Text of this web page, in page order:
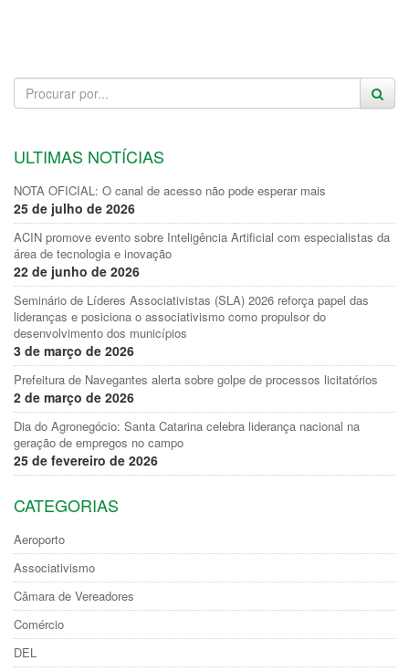
ULTIMAS NOTÍCIAS
NOTA OFICIAL: O canal de acesso não pode esperar mais
25 de julho de 2026
ACIN promove evento sobre Inteligência Artificial com especialistas da
área de tecnologia e inovação
22 de junho de 2026
Seminário de Líderes Associativistas (SLA) 2026 reforça papel das
lideranças e posiciona o associativismo como propulsor do
desenvolvimento dos municípios
3 de março de 2026
Prefeitura de Navegantes alerta sobre golpe de processos licitatórios
2 de março de 2026
Dia do Agronegócio: Santa Catarina celebra liderança nacional na
geração de empregos no campo
25 de fevereiro de 2026
CATEGORIAS
Aeroporto
Associativismo
Câmara de Vereadores
Comércio
DEL